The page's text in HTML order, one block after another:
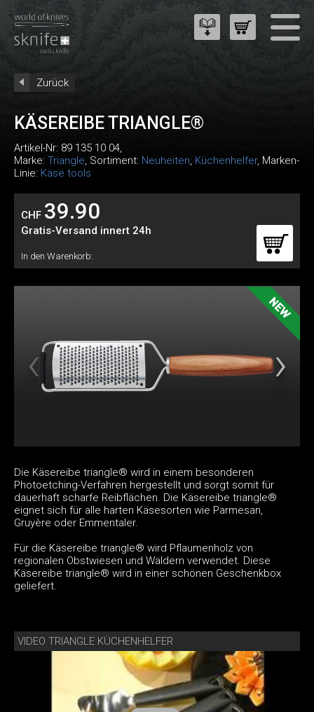
Zurück
KÄSEREIBE TRIANGLE®
Artikel-Nr: 89 135 10 04,
Marke: Triangle, Sortiment: Neuheiten, Küchenhelfer, Marken-
Linie: Käse tools
CHF 39.90
Gratis-Versand innert 24h
In den Warenkorb:
Die Käsereibe triangle® wird in einem besonderen
Photoetching-Verfahren hergestellt und sorgt somit für
dauerhaft scharfe Reibflächen. Die Käsereibe triangle®
eignet sich für alle harten Käsesorten wie Parmesan,
Gruyère oder Emmentaler.
Für die Käsereibe triangle® wird Pflaumenholz von
regionalen Obstwiesen und Wäldern verwendet. Diese
Käsereibe triangle® wird in einer schönen Geschenkbox
geliefert.
VIDEO TRIANGLE KÜCHENHELFER